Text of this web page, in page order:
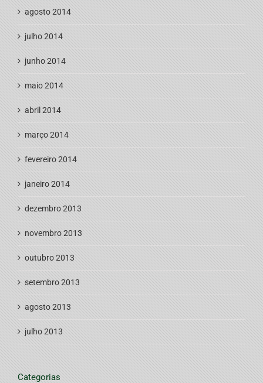
agosto 2014
julho 2014
junho 2014
maio 2014
abril 2014
março 2014
fevereiro 2014
janeiro 2014
dezembro 2013
novembro 2013
outubro 2013
setembro 2013
agosto 2013
julho 2013
Categorias